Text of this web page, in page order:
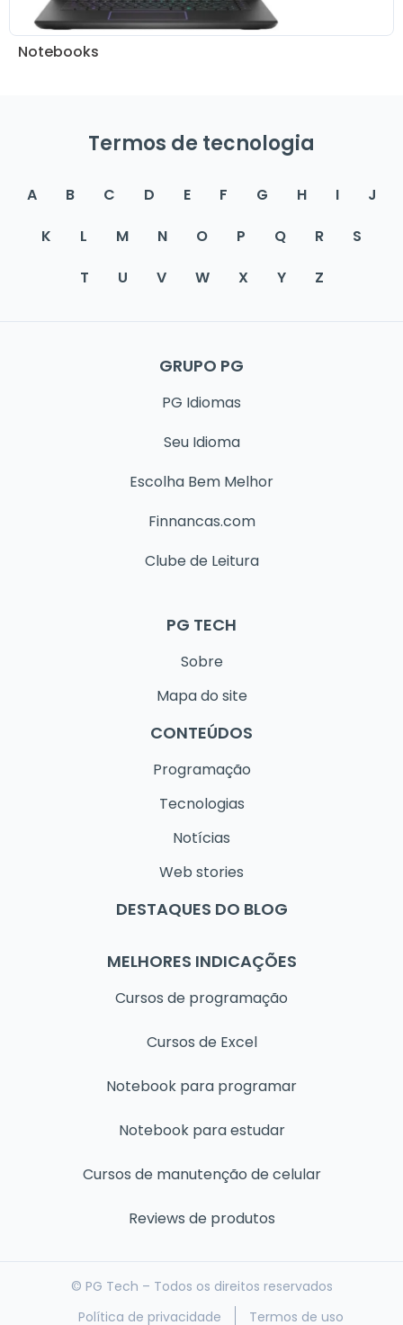
Notebooks
Termos de tecnologia
A B C D E F G H I
J
K
L M N O P Q R
S
T
U V W X Y Z
GRUPO PG
PG Idiomas
Seu Idioma
Escolha Bem Melhor
Finnancas.com
Clube de Leitura
PG TECH
Sobre
Mapa do site
CONTEÚDOS
Programação
Tecnologias
Notícias
Web stories
DESTAQUES DO BLOG
MELHORES INDICAÇÕES
Cursos de programação
Cursos de Excel
Notebook para programar
Notebook para estudar
Cursos de manutenção de celular
Reviews de produtos
© PG Tech – Todos os direitos reservados
Política de privacidade
Termos de uso